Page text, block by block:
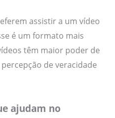
assistir a um vídeo
é um formato mais
têm maior poder de
de veracidade
ajudam no